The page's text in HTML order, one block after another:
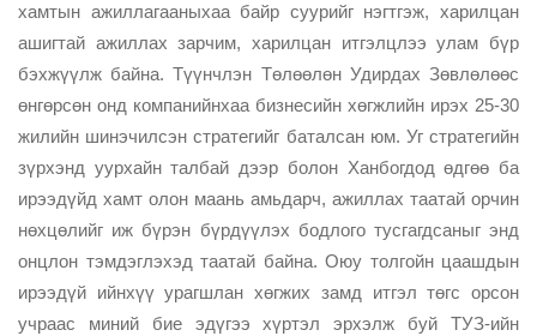
хамтын ажиллагааныхаа байр суурийг нэгтгэж, харилцан
ашигтай ажиллах зарчим, харилцан итгэлцлээ улам бүр
бэхжүүлж байна. Түүнчлэн Төлөөлөн Удирдах Зөвлөлөөс
өнгөрсөн онд компанийнхаа бизнесийн хөгжлийн ирэх 25-30
жилийн шинэчилсэн стратегийг баталсан юм. Уг стратегийн
зүрхэнд уурхайн талбай дээр болон Ханбогдод өдгөө ба
ирээдүйд хамт олон маань амьдарч, ажиллах таатай орчин
нөхцөлийг иж бүрэн бүрдүүлэх бодлого тусгагдсаныг энд
онцлон тэмдэглэхэд таатай байна. Оюу толгойн цаашдын
ирээдүй ийнхүү урагшлан хөгжих замд итгэл төгс орсон
учраас миний бие эдүгээ хүртэл эрхэлж буй ТУЗ-ийн